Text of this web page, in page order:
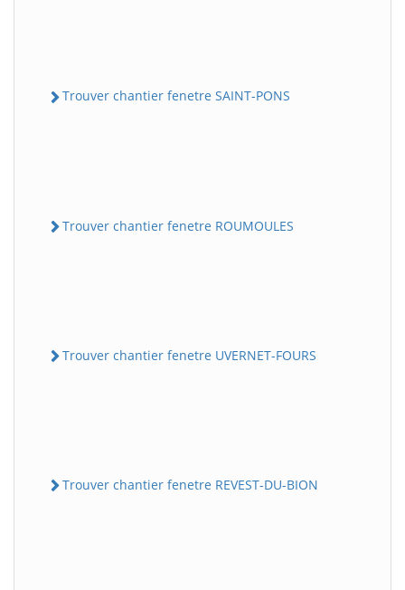
Trouver chantier fenetre SAINT-PONS
Trouver chantier fenetre ROUMOULES
Trouver chantier fenetre UVERNET-FOURS
Trouver chantier fenetre REVEST-DU-BION